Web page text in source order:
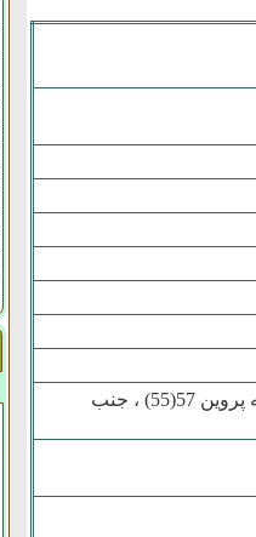
اصفهان ، خيابان زينبيه شمالي ، پشت ايستگاه اتوبوس يزدان بعد از کوچه پروين 57(55) ، جنب